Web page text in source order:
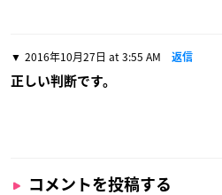
2016年10月27日 at 3:55 AM 返信
正しい判断です。
コメントを投稿する